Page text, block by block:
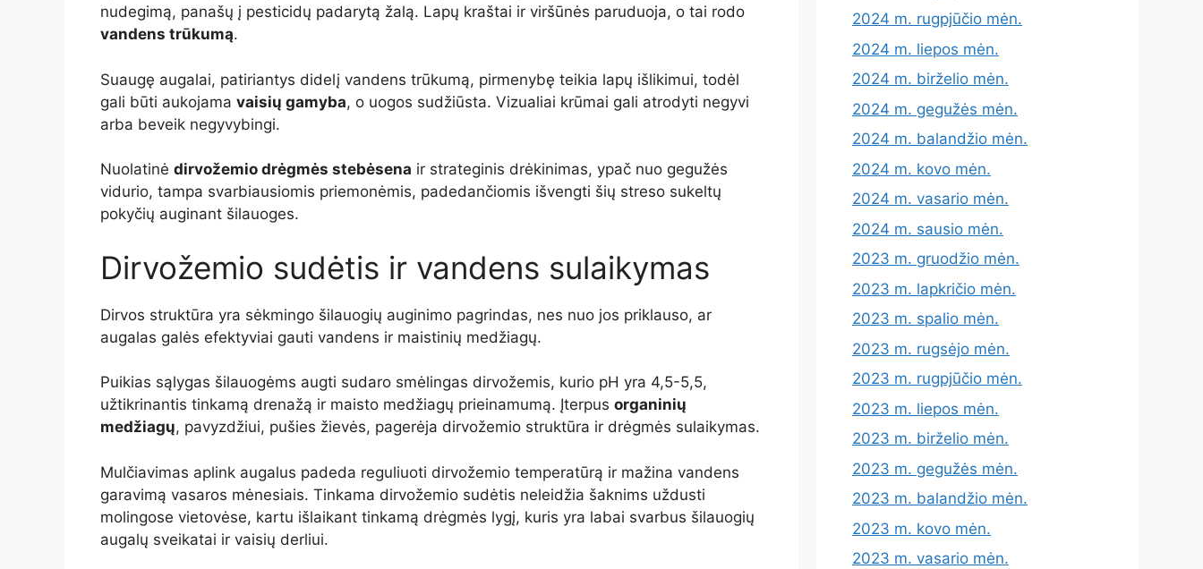
nudegimą, panašų į pesticidų padarytą žalą. Lapų kraštai ir viršūnės paruduoja, o tai rodo
vandens trūkumą.
Suaugę augalai, patiriantys didelį vandens trūkumą, pirmenybę teikia lapų išlikimui, todėl
gali būti aukojama vaisių gamyba, o uogos sudžiūsta. Vizualiai krūmai gali atrodyti negyvi
arba beveik negyvybingi.
Nuolatinė dirvožemio drėgmės stebėsena ir strateginis drėkinimas, ypač nuo gegužės
vidurio, tampa svarbiausiomis priemonėmis, padedančiomis išvengti šių streso sukeltų
pokyčių auginant šilauoges.
Dirvožemio sudėtis ir vandens sulaikymas
Dirvos struktūra yra sėkmingo šilauogių auginimo pagrindas, nes nuo jos priklauso, ar
augalas galės efektyviai gauti vandens ir maistinių medžiagų.
Puikias sąlygas šilauogėms augti sudaro smėlingas dirvožemis, kurio pH yra 4,5-5,5,
užtikrinantis tinkamą drenažą ir maisto medžiagų prieinamumą. Įterpus organinių
medžiagų, pavyzdžiui, pušies žievės, pagerėja dirvožemio struktūra ir drėgmės sulaikymas.
Mulčiavimas aplink augalus padeda reguliuoti dirvožemio temperatūrą ir mažina vandens
garavimą vasaros mėnesiais. Tinkama dirvožemio sudėtis neleidžia šaknims uždusti
molingose vietovėse, kartu išlaikant tinkamą drėgmės lygį, kuris yra labai svarbus šilauogių
augalų sveikatai ir vaisių derliui.
2024 m. rugpjūčio mėn.
2024 m. liepos mėn.
2024 m. birželio mėn.
2024 m. gegužės mėn.
2024 m. balandžio mėn.
2024 m. kovo mėn.
2024 m. vasario mėn.
2024 m. sausio mėn.
2023 m. gruodžio mėn.
2023 m. lapkričio mėn.
2023 m. spalio mėn.
2023 m. rugsėjo mėn.
2023 m. rugpjūčio mėn.
2023 m. liepos mėn.
2023 m. birželio mėn.
2023 m. gegužės mėn.
2023 m. balandžio mėn.
2023 m. kovo mėn.
2023 m. vasario mėn.